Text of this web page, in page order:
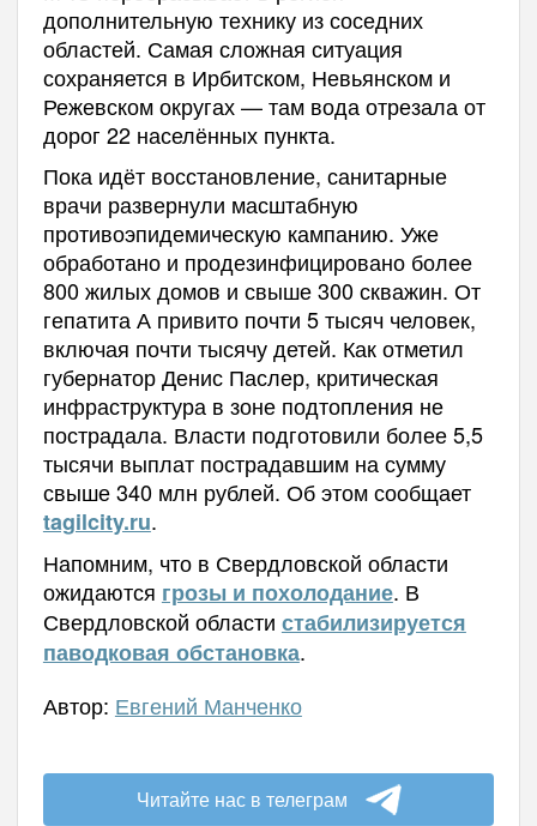
дополнительную технику из соседних
областей. Самая сложная ситуация
сохраняется в Ирбитском, Невьянском и
Режевском округах — там вода отрезала от
дорог 22 населённых пункта.
Пока идёт восстановление, санитарные
врачи развернули масштабную
противоэпидемическую кампанию. Уже
обработано и продезинфицировано более
800 жилых домов и свыше 300 скважин. От
гепатита А привито почти 5 тысяч человек,
включая почти тысячу детей. Как отметил
губернатор Денис Паслер, критическая
инфраструктура в зоне подтопления не
пострадала. Власти подготовили более 5,5
тысячи выплат пострадавшим на сумму
свыше 340 млн рублей. Об этом сообщает
tagilcity.ru.
Напомним, что в Свердловской области
ожидаются грозы и похолодание. В
Свердловской области стабилизируется
паводковая обстановка.
Автор: Евгений Манченко
Читайте нас в телеграм